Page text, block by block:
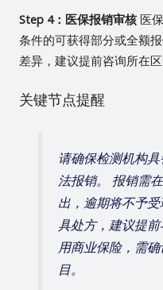
Step 4：医保报销审核医
条件的可获得部分或全额
差异，建议提前咨询所在区
关键节点提醒
请确保检测机构
法报销。 报销需
出，逾期将不予
具处方，建议提
用商业保险，需
目。